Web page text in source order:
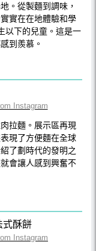
。從製麵到調味，
實在在地體驗和學
以下的兒童。這是一
到羨慕。
Instagram
拉麵。展示區再現
現了方便麵在全球
了劃時代的發明之
會讓人感到興奮不
Instagram